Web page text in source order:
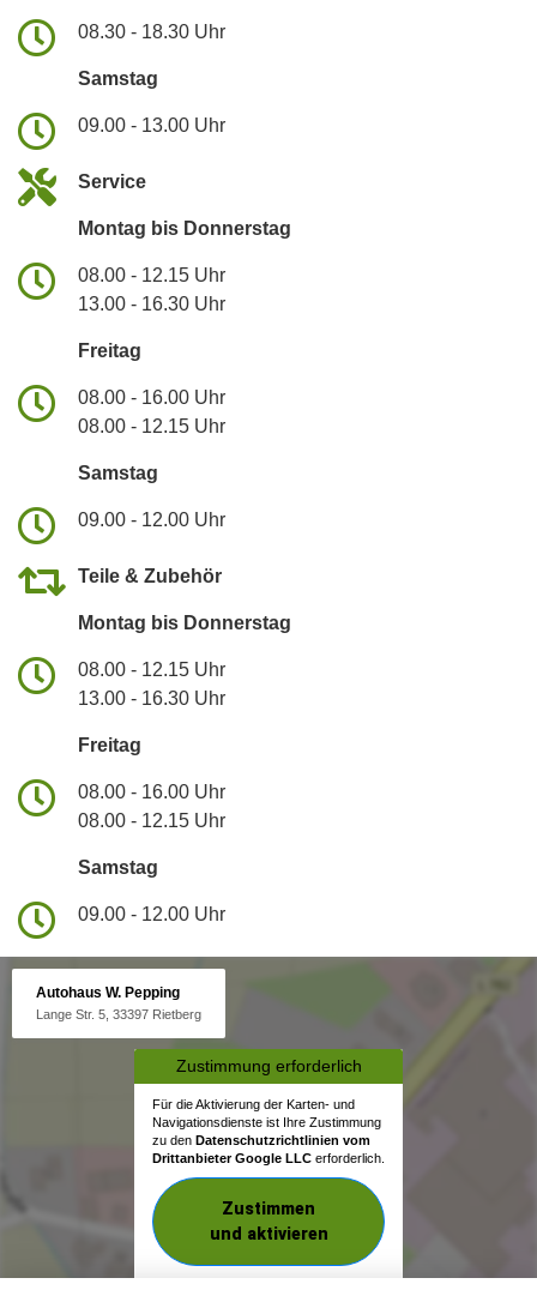
08.30 - 18.30 Uhr
Samstag
09.00 - 13.00 Uhr
Service
Montag bis Donnerstag
08.00 - 12.15 Uhr
13.00 - 16.30 Uhr
Freitag
08.00 - 16.00 Uhr
08.00 - 12.15 Uhr
Samstag
09.00 - 12.00 Uhr
Teile & Zubehör
Montag bis Donnerstag
08.00 - 12.15 Uhr
13.00 - 16.30 Uhr
Freitag
08.00 - 16.00 Uhr
08.00 - 12.15 Uhr
Samstag
09.00 - 12.00 Uhr
Autohaus W. Pepping
Lange Str. 5, 33397 Rietberg
Zustimmung erforderlich
Für die Aktivierung der Karten- und
Navigationsdienste ist Ihre Zustimmung
zu den Datenschutzrichtlinien vom
Drittanbieter Google LLC erforderlich.
Zustimmen
und aktivieren